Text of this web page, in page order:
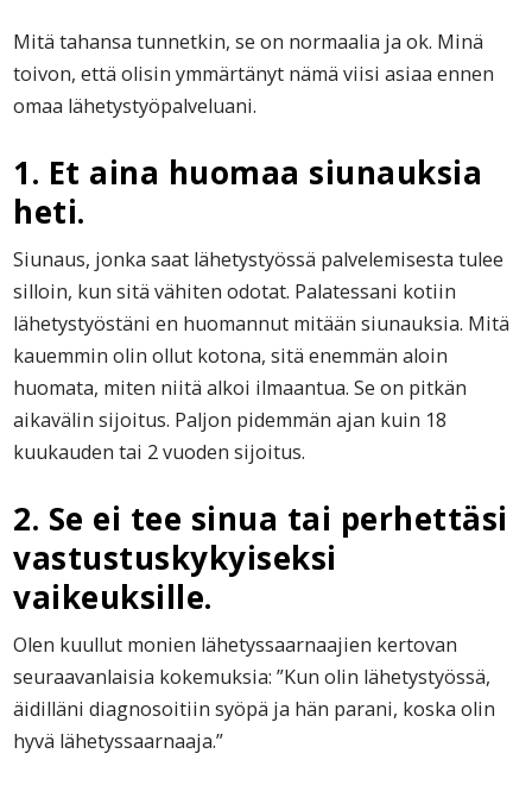
Mitä tahansa tunnetkin, se on normaalia ja ok. Minä
toivon, että olisin ymmärtänyt nämä viisi asiaa ennen
omaa lähetystyöpalveluani.
1. Et aina huomaa siunauksia
heti.
Siunaus, jonka saat lähetystyössä palvelemisesta tulee
silloin, kun sitä vähiten odotat. Palatessani kotiin
lähetystyöstäni en huomannut mitään siunauksia. Mitä
kauemmin olin ollut kotona, sitä enemmän aloin
huomata, miten niitä alkoi ilmaantua. Se on pitkän
aikavälin sijoitus. Paljon pidemmän ajan kuin 18
kuukauden tai 2 vuoden sijoitus.
2. Se ei tee sinua tai perhettäsi
vastustuskykyiseksi
vaikeuksille.
Olen kuullut monien lähetyssaarnaajien kertovan
seuraavanlaisia kokemuksia: ”Kun olin lähetystyössä,
äidilläni diagnosoitiin syöpä ja hän parani, koska olin
hyvä lähetyssaarnaaja.”